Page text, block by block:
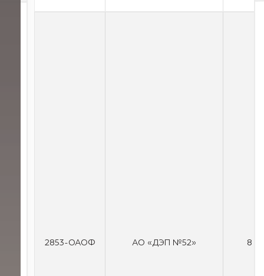
2853-ОАОФ АО «ДЭП №52» 8